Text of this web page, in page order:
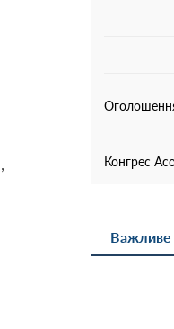
Конгрес
Важливе